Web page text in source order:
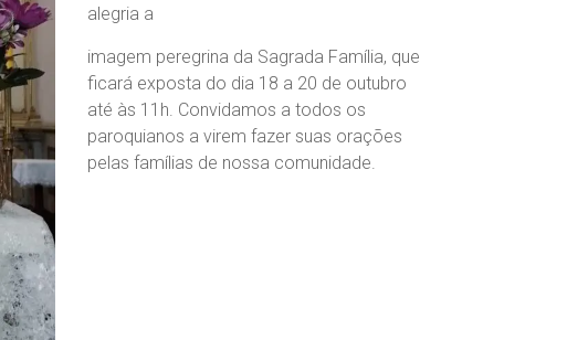
alegria a
imagem peregrina da Sagrada Família, que
ficará exposta do dia 18 a 20 de outubro
até às 11h. Convidamos a todos os
paroquianos a virem fazer suas orações
pelas famílias de nossa comunidade.